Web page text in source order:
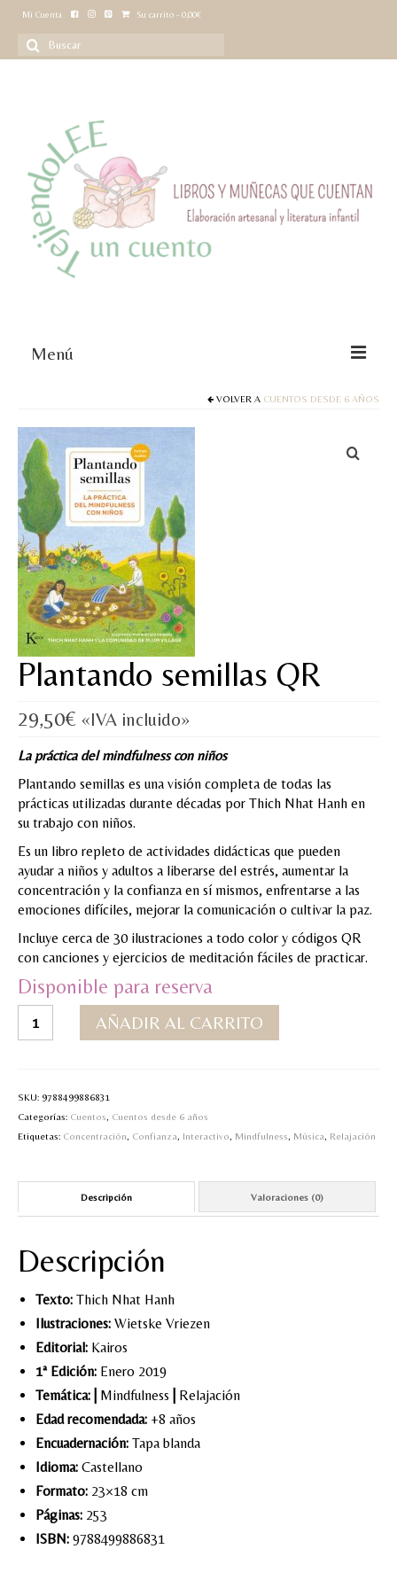
Mi Cuenta Su carrito - 0,00€
Buscar
por:
Menú
Juegos y puzles
Materiales de juego
Artesanía Waldorf
Hecho a mano
Tote bag
Papelería
TIENDA
¿QUIÉN SOY?
CREACIONES
BLOG
MI CUENTA
Valoraciones y opiniones de TejiendoLEE un
cuento
VOLVER A CUENTOS DESDE 6 AÑOS
Plantando semillas QR
29,50€ «IVA incluido»
La práctica del mindfulness con niños
Plantando semillas es una visión completa de todas las
prácticas utilizadas durante décadas por Thich Nhat Hanh en
su trabajo con niños.
Es un libro repleto de actividades didácticas que pueden
ayudar a niños y adultos a liberarse del estrés, aumentar la
concentración y la confianza en sí mismos, enfrentarse a las
emociones difíciles, mejorar la comunicación o cultivar la paz.
Incluye cerca de 30 ilustraciones a todo color y códigos QR
con canciones y ejercicios de meditación fáciles de practicar.
Disponible para reserva
semillas
AÑADIR AL CARRITO
SKU: 9788499886831
Categorías: Cuentos
Cuentos desde 6 años
Etiquetas: Concentración Confianza Interactivo Mindfulness Música Relajación
Descripción Valoraciones (0)
Descripción
Texto: Thich Nhat Hanh
Ilustraciones: Wietske Vriezen
Editorial: Kairos
1ª Edición: Enero 2019
Temática:
Mindfulness
Relajación
Edad recomendada: +8 años
Encuadernación: Tapa blanda
Idioma: Castellano
Formato: 23×18 cm
Páginas: 253
ISBN: 9788499886831